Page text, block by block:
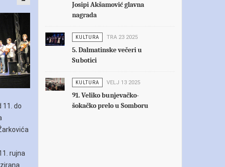
11. do
rujna
Josipi Akšamović glavna
nagrada
KULTURA TRA 23 2025
5. Dalmatinske večeri u
Subotici
KULTURA VELJ 13 2025
91. Veliko bunjevačko-
šokačko prelo u Somboru